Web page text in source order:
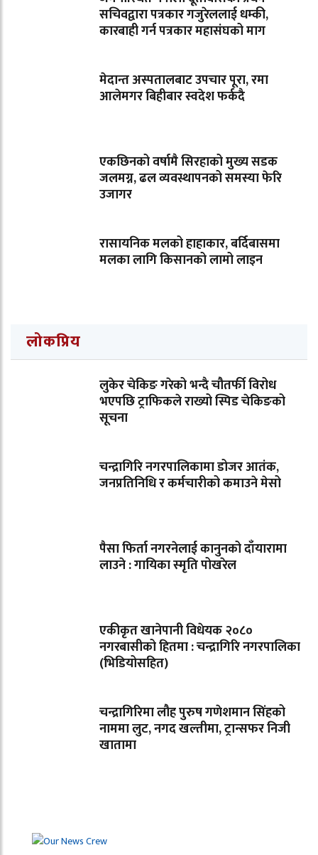
सचिवद्वारा पत्रकार गजुरेललाई धम्की,
कारबाही गर्न पत्रकार महासंघको माग
मेदान्त अस्पतालबाट उपचार पूरा, रमा
आलेमगर बिहीबार स्वदेश फर्कदै
एकछिनको वर्षामै सिरहाको मुख्य सडक
जलमग्न, ढल व्यवस्थापनको समस्या फेरि
उजागर
रासायनिक मलको हाहाकार, बर्दिबासमा
मलका लागि किसानको लामो लाइन
लोकप्रिय
लुकेर चेकिङ गरेको भन्दै चौतर्फी विरोध
भएपछि ट्राफिकले राख्यो स्पिड चेकिङको
सूचना
चन्द्रागिरि नगरपालिकामा डोजर आतंक,
जनप्रतिनिधि र कर्मचारीको कमाउने मेसो
पैसा फिर्ता नगरनेलाई कानुनको दाँयारामा
लाउने : गायिका स्‍मृति पोखरेल
एकीकृत खानेपानी विधेयक २०८०
नगरबासीको हितमा : चन्द्रागिरि नगरपालिका
(भिडियोसहित)
चन्द्रागिरिमा लौह पुरुष गणेशमान सिंहको
नाममा लुट, नगद खल्तीमा, ट्रान्सफर निजी
खातामा